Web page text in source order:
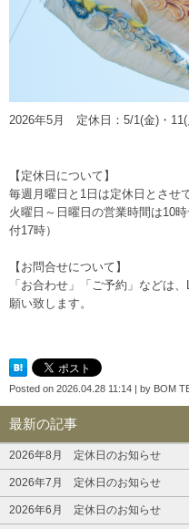
2026年5月 定休日：5/1(金)・11(
【定休日について】
毎週月曜日と1日は定休日とさせ
火曜日～日曜日の営業時間は10
付17時）
【お問合せについて】
「お合わせ」「ご予約」などは、
願い致します。
Posted on 2026.04.28 11:14 | by BOM
最新の記事
2026年8月 定休日のお知らせ
2026年7月 定休日のお知らせ
2026年6月 定休日のお知らせ